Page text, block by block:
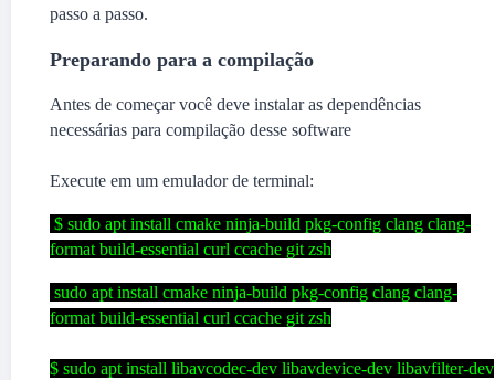
passo a passo.
Preparando para a compilação
Antes de começar você deve instalar as dependências
necessárias para compilação desse software
Execute em um emulador de terminal:
$ sudo apt install cmake ninja-build pkg-config clang clang-
format build-essential curl ccache git zsh
sudo apt install cmake ninja-build pkg-config clang clang-
format build-essential curl ccache git zsh
$ sudo apt install libavcodec-dev libavdevice-dev libavfilter-dev